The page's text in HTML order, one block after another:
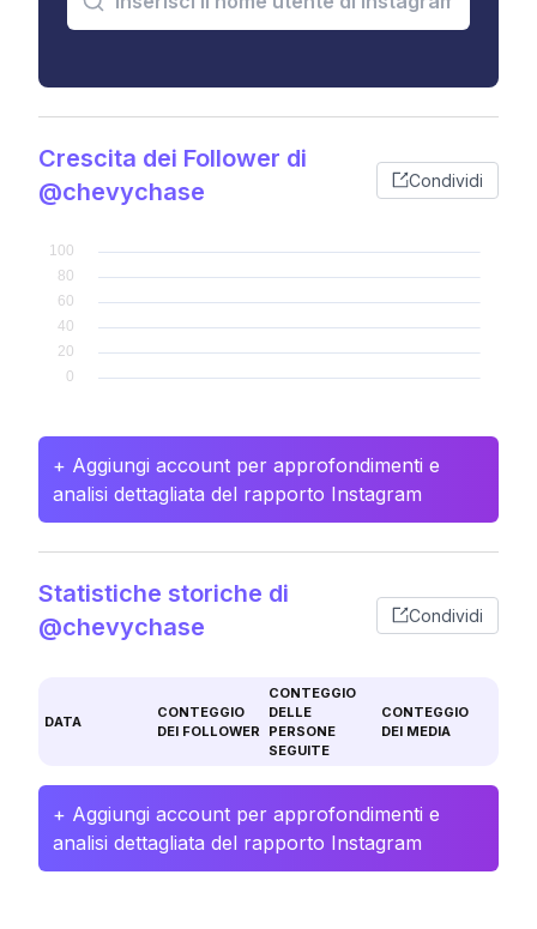
Crescita dei Follower di
@chevychase
Condividi
+ Aggiungi account per approfondimenti e
analisi dettagliata del rapporto Instagram
Statistiche storiche di
@chevychase
Condividi
DATA
CONTEGGIO
DEI FOLLOWER
CONTEGGIO
DELLE
PERSONE
SEGUITE
CONTEGGIO
DEI MEDIA
+ Aggiungi account per approfondimenti e
analisi dettagliata del rapporto Instagram